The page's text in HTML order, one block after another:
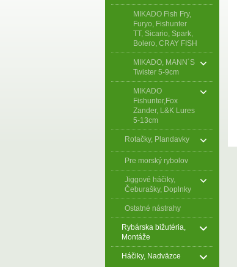
MIKADO Fish Fry,
Furyo, Fishunter
TT, Sicario, Spark,
Bolero, CRAY FISH
MIKADO, MANN´S
Twister 5-9cm
MIKADO
Fishunter,Fox
Zander, L&K Lures
5-13cm
Rotačky, Plandavky
Pre morský rybolov
Jiggové háčiky,
Čeburašky, Doplnky
Ostatné nástrahy
Rybárska bižutéria,
Montáže
Háčiky, Nadväzce